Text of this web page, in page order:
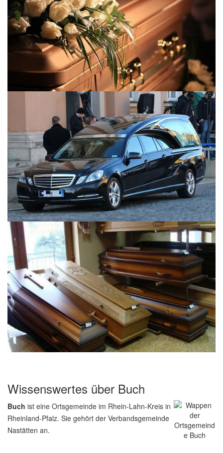
Wissenswertes über Buch
Buch ist eine Ortsgemeinde im Rhein-Lahn-Kreis in
Rheinland-Pfalz. Sie gehört der Verbandsgemeinde
Nastätten an.